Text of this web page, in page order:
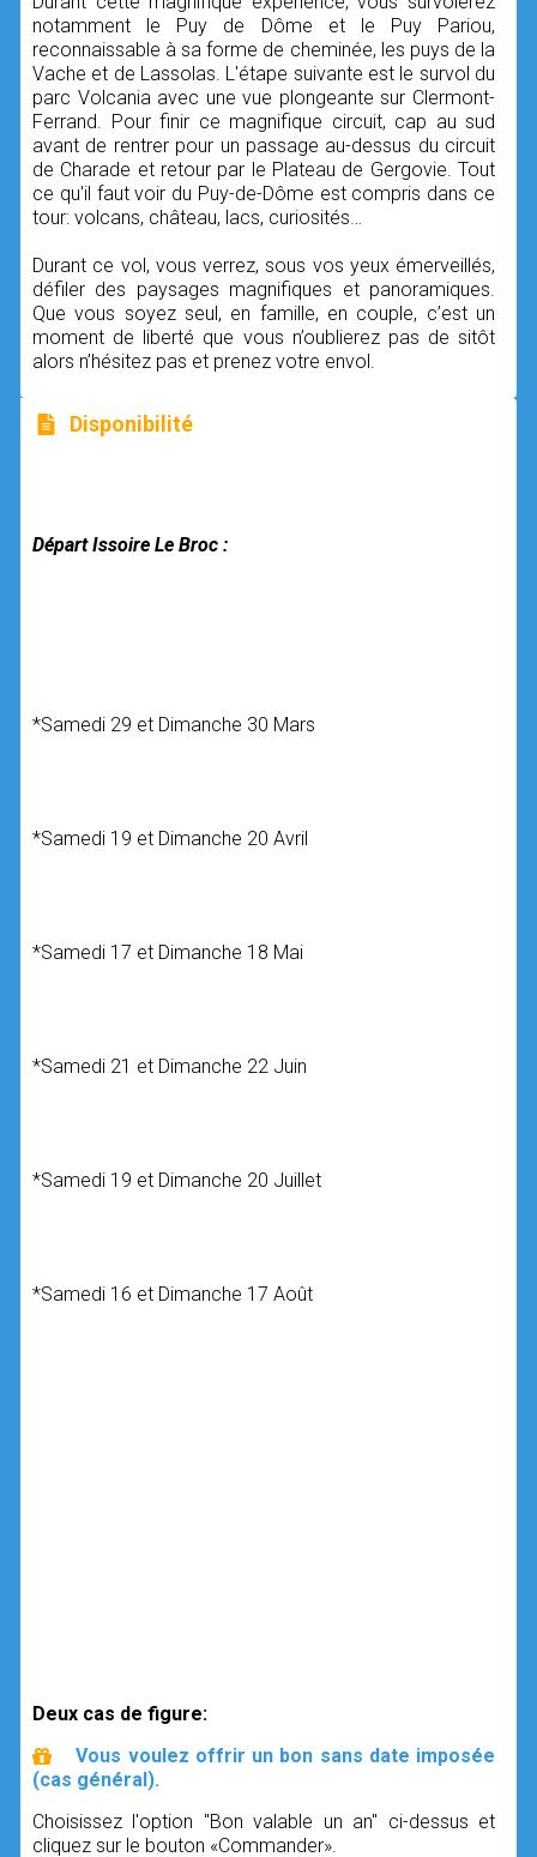
notamment le Puy de Dôme et le Puy Pariou,
reconnaissable à sa forme de cheminée, les puys de la
Vache et de Lassolas. L'étape suivante est le survol du
parc Volcania avec une vue plongeante sur Clermont-
Ferrand. Pour finir ce magnifique circuit, cap au sud
avant de rentrer pour un passage au-dessus du circuit
de Charade et retour par le Plateau de Gergovie. Tout
ce qu'il faut voir du Puy-de-Dôme est compris dans ce
tour: volcans, château, lacs, curiosités…
Durant ce vol, vous verrez, sous vos yeux émerveillés,
défiler des paysages magnifiques et panoramiques.
Que vous soyez seul, en famille, en couple, c’est un
moment de liberté que vous n’oublierez pas de sitôt
alors n’hésitez pas et prenez votre envol.
Disponibilité
Départ Issoire Le Broc :
*Samedi 29 et Dimanche 30 Mars
*Samedi 19 et Dimanche 20 Avril
*Samedi 17 et Dimanche 18 Mai
*Samedi 21 et Dimanche 22 Juin
*Samedi 19 et Dimanche 20 Juillet
*Samedi 16 et Dimanche 17 Août
Deux cas de figure:
Vous voulez offrir un bon sans date imposée
(cas général).
Choisissez l'option "Bon valable un an" ci-dessus et
cliquez sur le bouton «Commander».